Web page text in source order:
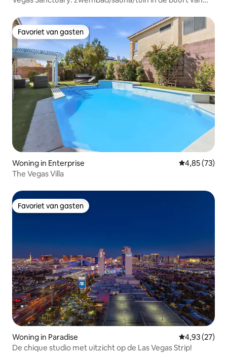
Favoriet van gasten
Favoriet van gasten
Woning in Enterprise Gemiddelde
4,85 (73)
The Vegas Villa
Favoriet van gasten
Favoriet van gasten
Woning in Paradise Gemiddelde
4,93 (27)
De chique studio met uitzicht op de Las Vegas Strip!